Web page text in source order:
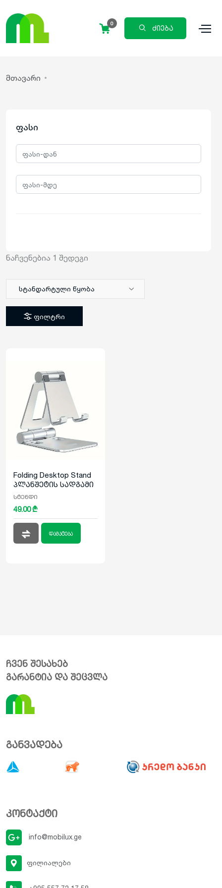
0
ძიება
მთავარი
ფასი
ნაჩვენებია 1 შედეგი
სტანდარტული წყობა
ფილტრი
Folding Desktop Stand
პლანშეტის სადგამი
სტენდი
49.00 ₾
დამატება
ჩვენ შესახებ
გარანტია და შეცვლა
განვადება
კონტაქტი
info@mobilux.ge
ფილიალები